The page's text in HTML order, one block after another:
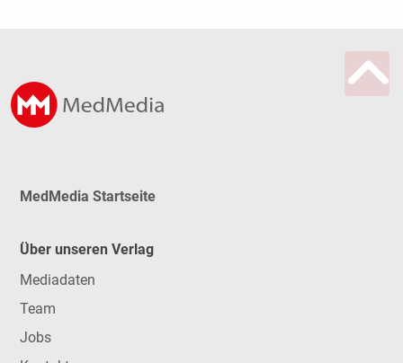
MedMedia Startseite
Über unseren Verlag
Mediadaten
Team
Jobs